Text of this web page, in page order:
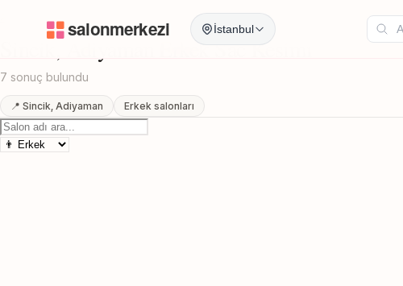
İstanbul
Erkek Sac Kesimi
Sincik, Adiyaman Erkek Sac Kesimi
7 sonuç bulundu
📍 Sincik, Adiyaman Erkek salonları